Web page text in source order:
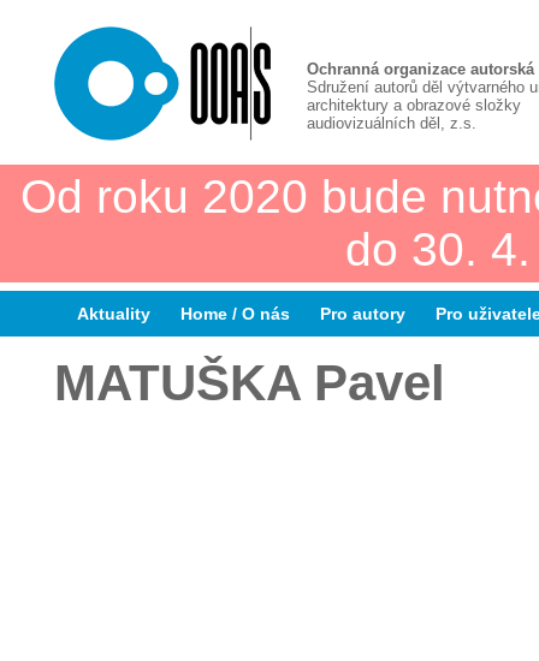
Ochranná organizace autorská
Sdružení autorů děl výtvarného
architektury a obrazové složky
audiovizuálních děl, z.s.
Od roku 2020 bude
do 30.
Aktuality Home / O nás Pro autory Pro
MATUŠKA Pavel